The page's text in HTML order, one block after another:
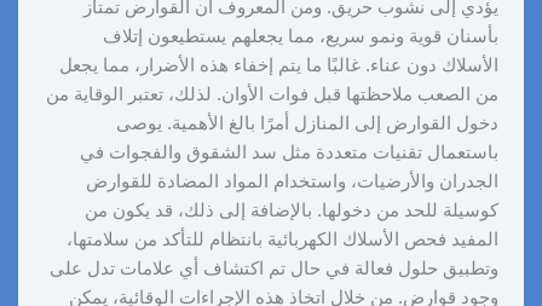
يؤدي إلى نشوب حريق. ومن المعروف أن القوارض تمتاز
بأسنان قوية ونمو سريع، مما يجعلهم يستطيعون إتلاف
الأسلاك دون عناء. غالبًا ما يتم إخفاء هذه الأضرار، مما يجعل
من الصعب ملاحظتها قبل فوات الأوان. لذلك، تعتبر الوقاية من
دخول القوارض إلى المنازل أمرًا بالغ الأهمية. يوصى
باستعمال تقنيات متعددة مثل سد الشقوق والفجوات في
الجدران والأرضيات، واستخدام المواد المضادة للقوارض
كوسيلة للحد من دخولها. بالإضافة إلى ذلك، قد يكون من
المفيد فحص الأسلاك الكهربائية بانتظام للتأكد من سلامتها،
وتطبيق حلول فعالة في حال تم اكتشاف أي علامات تدل على
وجود قوارض. من خلال اتخاذ هذه الإجراءات الوقائية، يمكن